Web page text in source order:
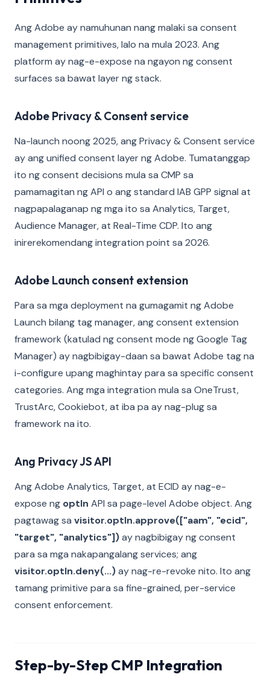
Ang Adobe ay namuhunan nang malaki sa consent
management primitives, lalo na mula 2023. Ang
platform ay nag-e-expose na ngayon ng consent
surfaces sa bawat layer ng stack.
Adobe Privacy & Consent service
Na-launch noong 2025, ang Privacy & Consent service
ay ang unified consent layer ng Adobe. Tumatanggap
ito ng consent decisions mula sa CMP sa
pamamagitan ng API o ang standard IAB GPP signal at
nagpapalaganap ng mga ito sa Analytics, Target,
Audience Manager, at Real-Time CDP. Ito ang
inirerekomendang integration point sa 2026.
Adobe Launch consent extension
Para sa mga deployment na gumagamit ng Adobe
Launch bilang tag manager, ang consent extension
framework (katulad ng consent mode ng Google Tag
Manager) ay nagbibigay-daan sa bawat Adobe tag na
i-configure upang maghintay para sa specific consent
categories. Ang mga integration mula sa OneTrust,
TrustArc, Cookiebot, at iba pa ay nag-plug sa
framework na ito.
Ang Privacy JS API
Ang Adobe Analytics, Target, at ECID ay nag-e-
expose ng optIn API sa page-level Adobe object. Ang
pagtawag sa visitor.optIn.approve(["aam", "ecid",
"target", "analytics"])ay nagbibigay ng consent
para sa mga nakapangalang services; ang
visitor.optIn.deny(...)ay nag-re-revoke nito. Ito ang
tamang primitive para sa fine-grained, per-service
consent enforcement.
Step-by-Step CMP Integration